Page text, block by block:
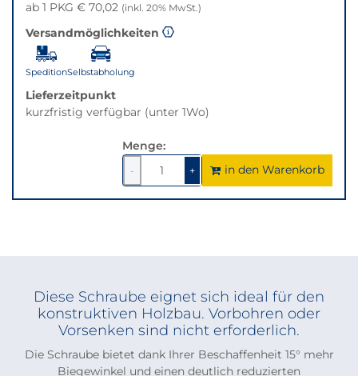
gewünschten
Variante.
ab 1 PKG € 70,02 (inkl. 20% MwSt.)
Versandmöglichkeiten
SpeditionSelbstabholung
Lieferzeitpunkt
kurzfristig verfügbar (unter 1Wo)
Menge:
-
1
verringern
+1um
1
erhöhen
in den Warenkorb
Diese Schraube eignet sich ideal für den
konstruktiven Holzbau. Vorbohren oder
Vorsenken sind nicht erforderlich.
Die Schraube bietet dank Ihrer Beschaffenheit 15° mehr
Biegewinkel und einen deutlich reduzierten